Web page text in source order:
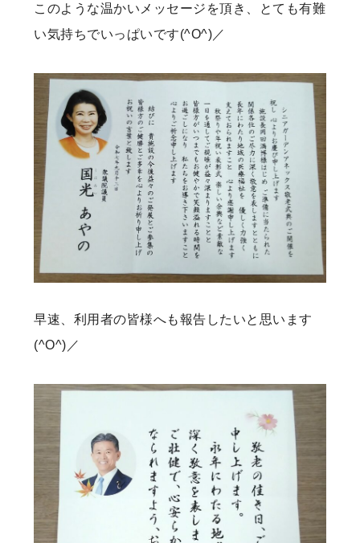
このような温かいメッセージを頂き、とても有難
い気持ちでいっぱいです(^O^)／
早速、利用者の皆様へも報告したいと思います
(^O^)／